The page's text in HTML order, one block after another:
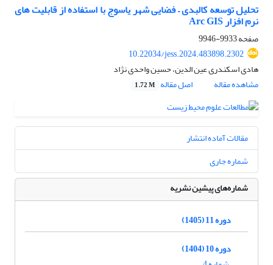
تحلیل توسعه کالبدی – فضایی شهر یاسوج با استفاده از قابلیت های
نرم افزار Arc GIS
صفحه9933-9946
10.22034/jess.2024.483898.2302
هادی اسکندری عین الدین، حسین واحدی نژاد
مشاهده مقاله
اصل مقاله 1.72 M
مقالات آماده انتشار
شماره جاری
شماره‌های پیشین نشریه
دوره 11 (1405)
دوره 10 (1404)